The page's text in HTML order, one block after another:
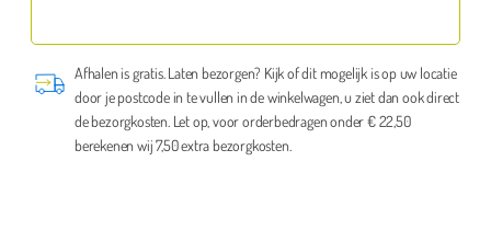
Afhalen is gratis. Laten bezorgen? Kijk of dit mogelijk is op uw locatie
door je postcode in te vullen in de winkelwagen, u ziet dan ook direct
de bezorgkosten. Let op, voor orderbedragen onder € 22,50
berekenen wij 7,50 extra bezorgkosten.